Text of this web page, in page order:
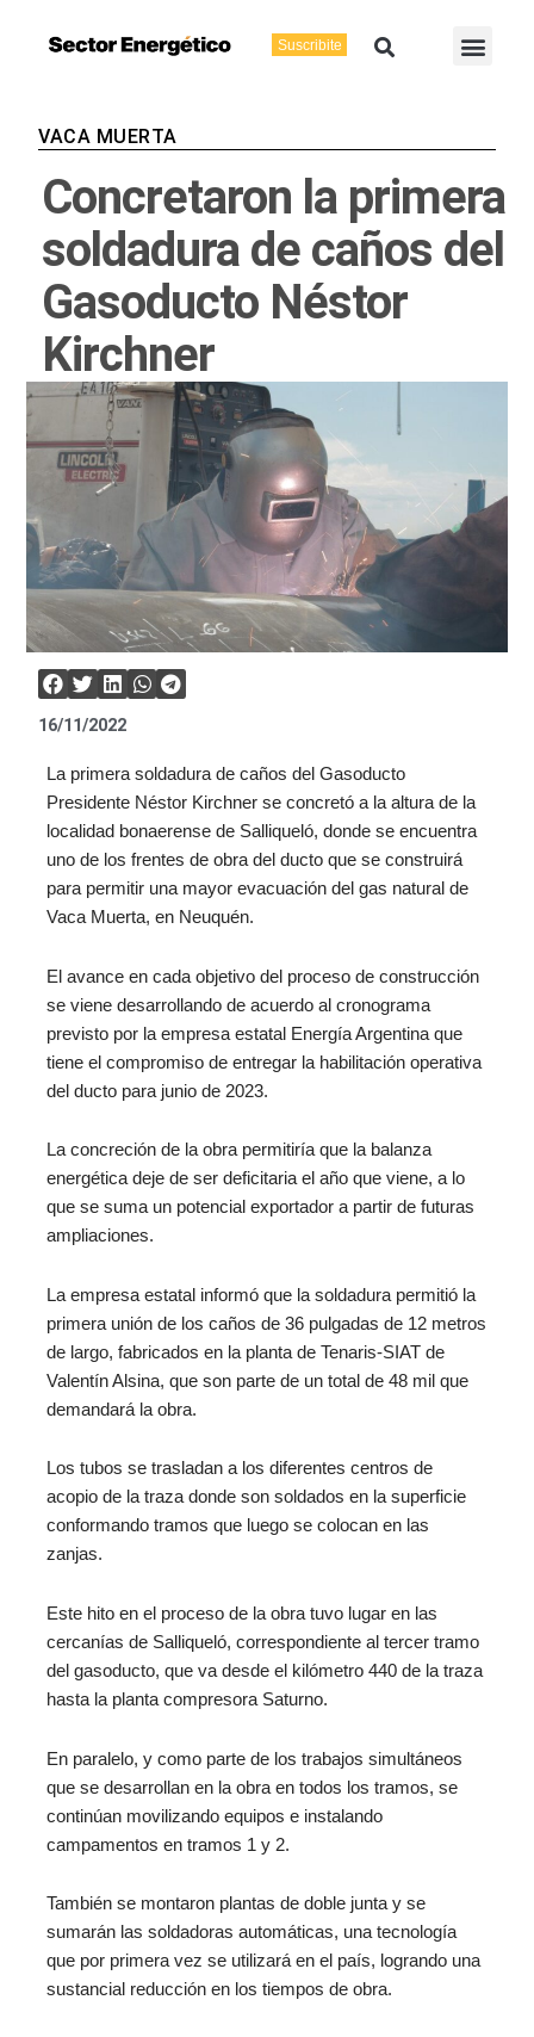
Suscribite Buscar
VACA MUERTA
Concretaron la primera
soldadura de caños del
Gasoducto Néstor
Kirchner
16/11/2022
La primera soldadura de caños del Gasoducto
Presidente Néstor Kirchner se concretó a la altura de la
localidad bonaerense de Salliqueló, donde se encuentra
uno de los frentes de obra del ducto que se construirá
para permitir una mayor evacuación del gas natural de
Vaca Muerta, en Neuquén.
El avance en cada objetivo del proceso de construcción
se viene desarrollando de acuerdo al cronograma
previsto por la empresa estatal Energía Argentina que
tiene el compromiso de entregar la habilitación operativa
del ducto para junio de 2023.
La concreción de la obra permitiría que la balanza
energética deje de ser deficitaria el año que viene, a lo
que se suma un potencial exportador a partir de futuras
ampliaciones.
La empresa estatal informó que la soldadura permitió la
primera unión de los caños de 36 pulgadas de 12 metros
de largo, fabricados en la planta de Tenaris-SIAT de
Valentín Alsina, que son parte de un total de 48 mil que
demandará la obra.
Los tubos se trasladan a los diferentes centros de
acopio de la traza donde son soldados en la superficie
conformando tramos que luego se colocan en las
zanjas.
Este hito en el proceso de la obra tuvo lugar en las
cercanías de Salliqueló, correspondiente al tercer tramo
del gasoducto, que va desde el kilómetro 440 de la traza
hasta la planta compresora Saturno.
En paralelo, y como parte de los trabajos simultáneos
que se desarrollan en la obra en todos los tramos, se
continúan movilizando equipos e instalando
campamentos en tramos 1 y 2.
También se montaron plantas de doble junta y se
sumarán las soldadoras automáticas, una tecnología
que por primera vez se utilizará en el país, logrando una
sustancial reducción en los tiempos de obra.